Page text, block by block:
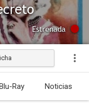
Estrenada
Ray Noticias